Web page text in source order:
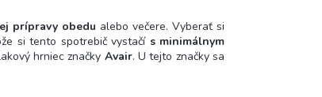
prípravy obedu alebo večere. Vyberať si
si tento spotrebič vystačí s minimálnym
hrniec značky Avair. U tejto značky sa